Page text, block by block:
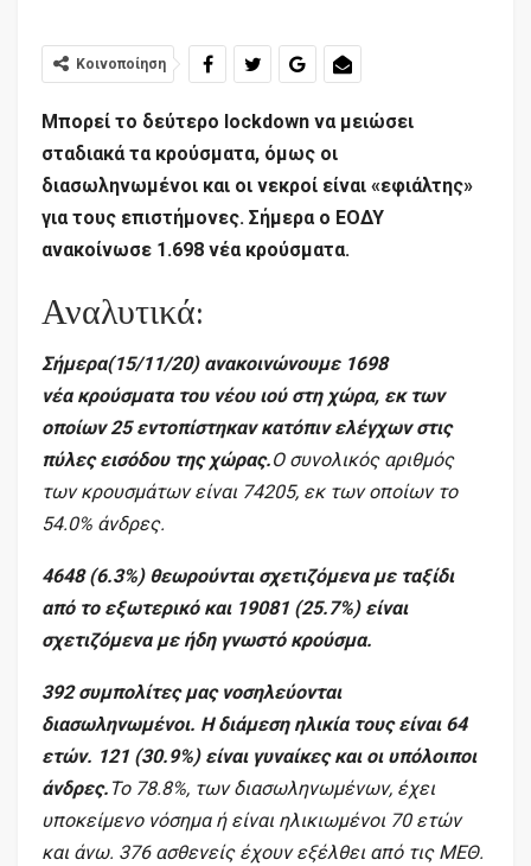
Κοινοποίηση
Μπορεί το δεύτερο lockdown να μειώσει
σταδιακά τα κρούσματα, όμως οι
διασωληνωμένοι και οι νεκροί είναι «εφιάλτης»
για τους επιστήμονες. Σήμερα ο ΕΟΔΥ
ανακοίνωσε 1.698 νέα κρούσματα.
Αναλυτικά:
Σήμερα(15/11/20) ανακοινώνουμε 1698
νέα κρούσματα του νέου ιού στη χώρα, εκ των
οποίων 25 εντοπίστηκαν κατόπιν ελέγχων στις
πύλες εισόδου της χώρας.Ο συνολικός αριθμός
των κρουσμάτων είναι 74205, εκ των οποίων το
54.0% άνδρες.
4648 (6.3%) θεωρούνται σχετιζόμενα με ταξίδι
από το εξωτερικό και 19081 (25.7%) είναι
σχετιζόμενα με ήδη γνωστό κρούσμα.
392 συμπολίτες μας νοσηλεύονται
διασωληνωμένοι. Η διάμεση ηλικία τους είναι 64
ετών. 121 (30.9%) είναι γυναίκες και οι υπόλοιποι
άνδρες. To 78.8%, των διασωληνωμένων, έχει
υποκείμενο νόσημα ή είναι ηλικιωμένοι 70 ετών
και άνω. 376 ασθενείς έχουν εξέλθει από τις ΜΕΘ.